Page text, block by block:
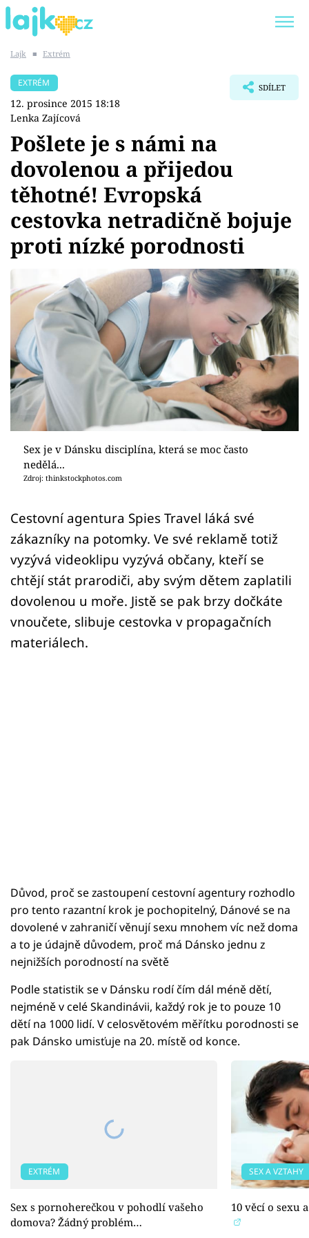
SHOPAHOLICADEL
Témata
Showbyznys
Youtubeři
Sex a vztahy
Videa
Sledujte prima+
Přihlášení
Sledujte nás
Lajk ■ Extrém
EXTRÉM
12. prosince 2015 18:18
Lenka Zajícová
SDÍLET
Pošlete je s námi na
dovolenou a přijedou
těhotné! Evropská
cestovka netradičně bojuje
proti nízké porodnosti
Sex je v Dánsku disciplína, která se moc často
nedělá...
Zdroj: thinkstockphotos.com
Cestovní agentura Spies Travel láká své
zákazníky na potomky. Ve své reklamě totiž
vyzývá videoklipu vyzývá občany, kteří se
chtějí stát prarodiči, aby svým dětem zaplatili
dovolenou u moře. Jistě se pak brzy dočkáte
vnoučete, slibuje cestovka v propagačních
materiálech.
Důvod, proč se zastoupení cestovní agentury rozhodlo
pro tento razantní krok je pochopitelný, Dánové se na
dovolené v zahraničí věnují sexu mnohem víc než doma
a to je údajně důvodem, proč má Dánsko jednu z
nejnižších porodností na světě
Podle statistik se v Dánsku rodí čím dál méně dětí,
nejméně v celé Skandinávii, každý rok je to pouze 10
dětí na 1000 lidí. V celosvětovém měřítku porodnosti se
pak Dánsko umisťuje na 20. místě od konce.
EXTRÉM
Sex s pornoherečkou v pohodlí vašeho
domova? Žádný problém…
SEX A VZTAHY
10 věcí o sexu